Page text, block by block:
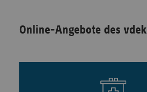
Online-Angebote des vdek